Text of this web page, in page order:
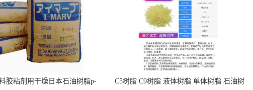
胶粘剂用干燥日本石油树脂p- C5树脂 C9树脂 液体树脂 单体树脂 石油树